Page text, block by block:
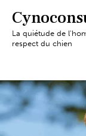
La quiétude de
respect du chien